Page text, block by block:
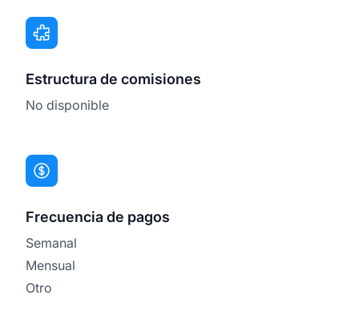
Estructura de comisiones
No disponible
Frecuencia de pagos
Semanal
Mensual
Otro